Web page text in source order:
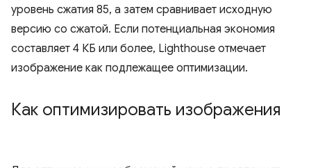
уровень сжатия 85, а затем сравнивает исходную
версию со сжатой. Если потенциальная экономия
составляет 4 КБ или более, Lighthouse отмечает
изображение как подлежащее оптимизации.
Как оптимизировать изображения